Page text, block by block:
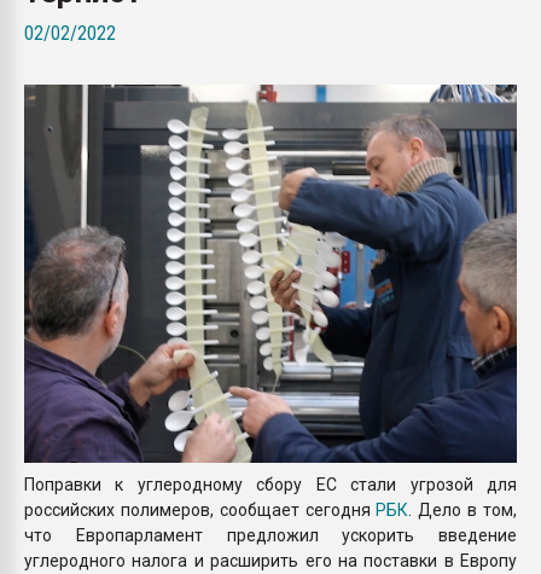
ПЕРЕЙТИ НА
02/02/2022
Поправки к углеродному сбору ЕС стали угрозой для
российских полимеров, сообщает сегодня РБК . Дело в том,
что Европарламент предложил ускорить введение
углеродного налога и расширить его на поставки в Европу